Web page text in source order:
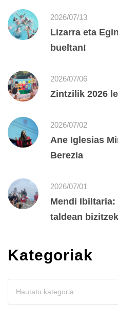
2026/07/13
Lizarra eta
bueltan!
2026/07/06
Zintzilik 2026
2026/07/02
Ane Iglesias
Berezia
2026/07/01
Mendi Ibiltaria:
taldean
Kategoriak